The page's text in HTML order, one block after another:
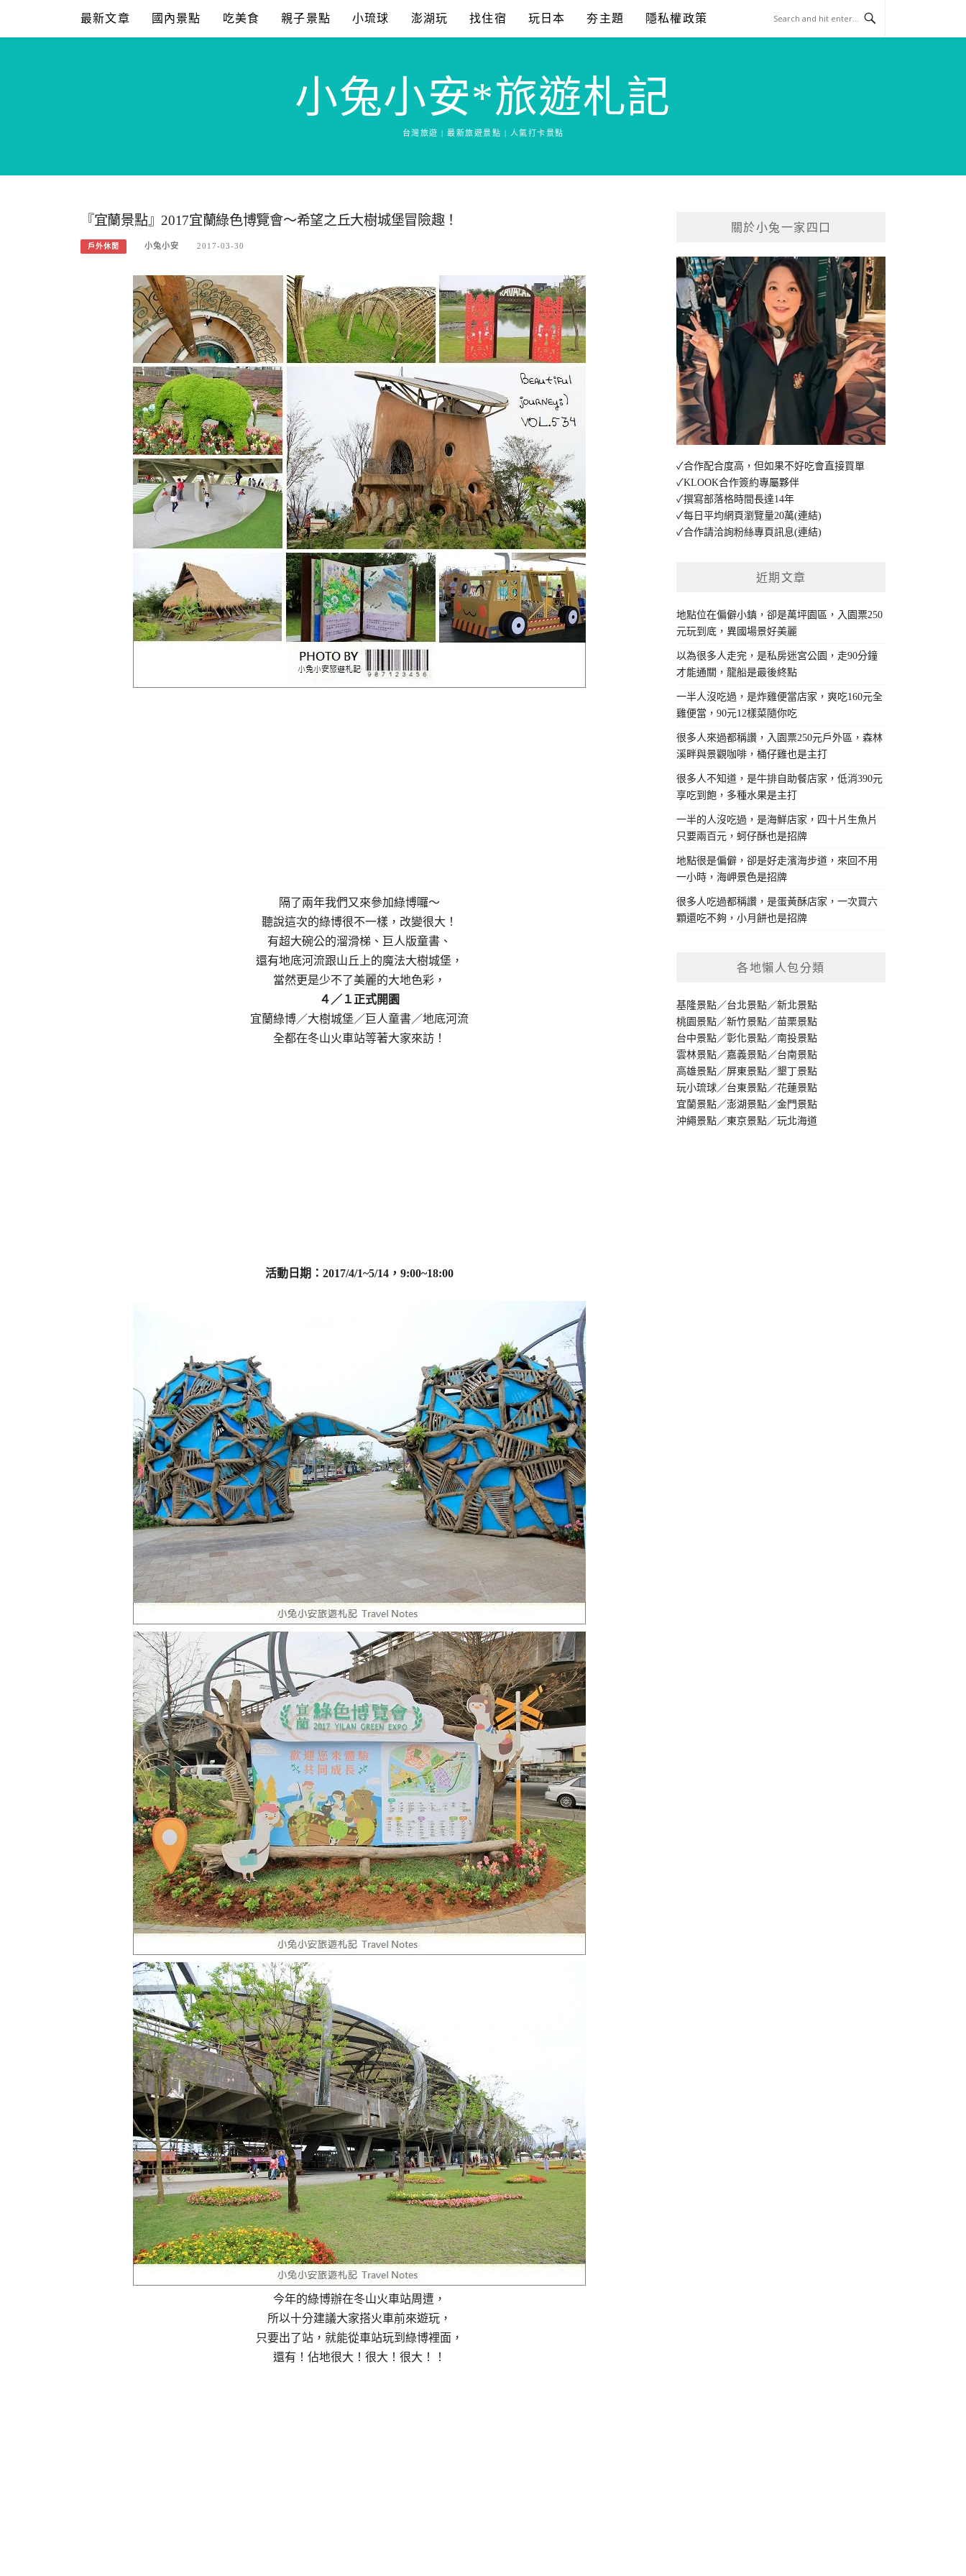
content
最新文章 國內景點 吃美食 親子景點 小琉球 澎湖玩 找住宿 玩日本 夯主題 隱私權政策
小兔小安*旅遊札記
台灣旅遊 | 最新旅遊景點 | 人氣打卡景點
『宜蘭景點』2017宜蘭綠色博覽會～希望之丘大樹城堡冒險趣！
戶外休閒 小兔小安 2017-03-30
隔了兩年我們又來參加綠博囉～
聽說這次的綠博很不一樣，改變很大！
有超大碗公的溜滑梯、巨人版童書、
還有地底河流跟山丘上的魔法大樹城堡，
當然更是少不了美麗的大地色彩，
４／１正式開園
宜蘭綠博／大樹城堡／巨人童書／地底河流
全都在冬山火車站等著大家來訪！
活動日期：2017/4/1~5/14，9:00~18:00
今年的綠博辦在冬山火車站周遭，
所以十分建議大家搭火車前來遊玩，
只要出了站，就能從車站玩到綠博裡面，
還有！佔地很大！很大！很大！！
關於小兔一家四口
✓合作配合度高，但如果不好吃會直接買單
✓KLOOK合作簽約專屬夥伴
✓撰寫部落格時間長達14年
✓每日平均網頁瀏覽量20萬(連結)
✓合作請洽詢粉絲專頁訊息(連結)
近期文章
地點位在偏僻小鎮，卻是萬坪園區，入園票250
元玩到底，異國場景好美麗
以為很多人走完，是私房迷宮公園，走90分鐘
才能通關，龍船是最後終點
一半人沒吃過，是炸雞便當店家，爽吃160元全
雞便當，90元12樣菜隨你吃
很多人來過都稱讚，入園票250元戶外區，森林
溪畔與景觀咖啡，桶仔雞也是主打
很多人不知道，是牛排自助餐店家，低消390元
享吃到飽，多種水果是主打
一半的人沒吃過，是海鮮店家，四十片生魚片
只要兩百元，蚵仔酥也是招牌
地點很是偏僻，卻是好走濱海步道，來回不用
一小時，海岬景色是招牌
很多人吃過都稱讚，是蛋黃酥店家，一次買六
顆還吃不夠，小月餅也是招牌
各地懶人包分類
基隆景點／台北景點／新北景點
桃園景點／新竹景點／苗栗景點
台中景點／彰化景點／南投景點
雲林景點／嘉義景點／台南景點
高雄景點／屏東景點／墾丁景點
玩小琉球／台東景點／花蓮景點
宜蘭景點／澎湖景點／金門景點
沖繩景點／東京景點／玩北海道